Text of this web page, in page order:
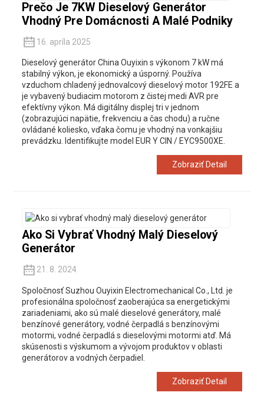
Prečo Je 7KW Dieselový Generátor
Vhodný Pre Domácnosti A Malé Podniky
16. apríla 2025
Dieselový generátor China Ouyixin s výkonom 7 kW má
stabilný výkon, je ekonomický a úsporný. Používa
vzduchom chladený jednovalcový dieselový motor 192FE a
je vybavený budiacim motorom z čistej medi AVR pre
efektívny výkon. Má digitálny displej tri v jednom
(zobrazujúci napätie, frekvenciu a čas chodu) a ručne
ovládané koliesko, vďaka čomu je vhodný na vonkajšiu
prevádzku. Identifikujte model EUR Y CIN / EYC9500XE.
Zobraziť Detail
Ako Si Vybrať Vhodný Malý Dieselový
Generátor
21. 8. 2024
Spoločnosť Suzhou Ouyixin Electromechanical Co., Ltd. je
profesionálna spoločnosť zaoberajúca sa energetickými
zariadeniami, ako sú malé dieselové generátory, malé
benzínové generátory, vodné čerpadlá s benzínovými
motormi, vodné čerpadlá s dieselovými motormi atď. Má
skúsenosti s výskumom a vývojom produktov v oblasti
generátorov a vodných čerpadiel.
Zobraziť Detail